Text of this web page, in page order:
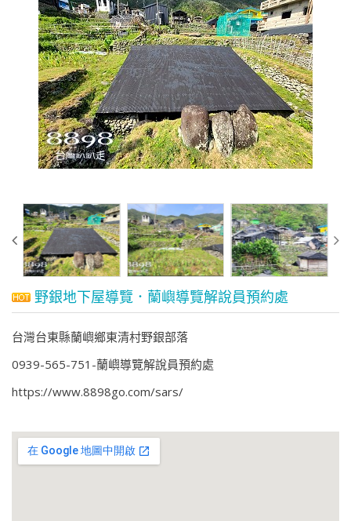
野銀地下屋導覽．蘭嶼導覽解說員預約處
台灣台東縣蘭嶼鄉東清村野銀部落
0939-565-751-蘭嶼導覽解說員預約處
https://www.8898go.com/sars/